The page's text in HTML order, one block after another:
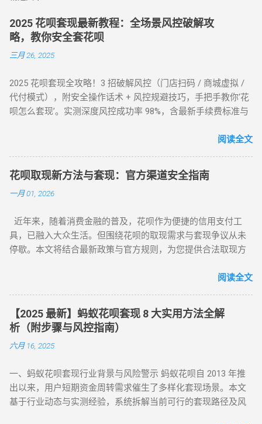
2025 花呗套现最新教程：全场景风控破解攻
略，教你安全套花呗
三月 26, 2025
2025 花呗套现全攻略！3 招破解风控（门店扫码 / 商城虚拟 /
代付模式），附安全操作话术 + 风控规避技巧，手把手教你‘花
呗怎么套现’。实测深度风控成功率 98%，含最新手续费标准与
教程：全场景风控破解攻略，教你安全套花呗 在移动支付普
成为用户关注的焦点。本文将针对不同风控等级的花呗账户，
提供系统性的套现解决方案，帮助用户在合规前提下实现额度
变现。如果你正在搜索 “花呗怎么套现” 或 “花呗套现教程”，本
呗：门店扫码套现法，秒到账的快捷操作 对于未触发风控的花
呗账户，最直接的套现方式是通过实体门店完成。 操作步骤如
下： 寻找支持花呗的实体商家 ：如便利店、餐饮店等，确认其
款码，选择花呗支付指定金额。 实时结算 ：商家收到款项后，
扣除手续费将资金转回用户账户。此方法无需复杂流程，资金
秒到账，尤其适合小额至中大额的套现需求，是 “花呗怎么套
现” 最便捷的答案。 二、普通风控账户：线上商城虚拟交易，
500-1000 元），可通过线上商城的虚拟交易模式实现套现。 具
风控账户兼容性较高的平台。 创建虚拟订单 ：选购电子卡券、
话费充值等虚拟商品，使用花呗支付。 模拟物流确认 ：商家提
供虚假物流信息后，用户在订单页面点击 “确认收货”。 快速回
阅读全文
花呗取现新方法与套现：官方渠道安全指南
一月 01, 2026
近年来，随着消费金融的普及，花呗作为便捷的信用支付工
具，已融入大众生活。但围绕花呗的取现需求与套现争议从未
停歇。本文将结合最新政策与官方规则，为您提供合法取现方
为何限制套现？官方明令禁止的三大原因 花呗自 2015 年上线
景。以下是套现行为被严格限制的核心原因： 法律风险 ：套现
属于非法资金转移行为，涉及虚构交易、虚假退款等操作，可
能触犯《反洗钱法》及金融监管条例。 账户安全 ：第三方套现
平台常伴随信息泄露、诈骗风险，导致用户资金损失或账户被
结、芝麻分下降，甚至影响个人征信记录。 据 2024 年央行数
据显示，因套现被关闭花呗功能的用户同比增长 37%，部分用
户更因违规操作被列入金融机构黑名单。 二、2025 年花呗取现
阅读全文
【2025 最新】蚂蚁花呗套现 8 大实用方法全解
析（附步骤与风控指南）
六月 16, 2025
一、蚂蚁花呗套现行业背景与风险警示 蚂蚁花呗自 2013 年推
出以来，用户短期资金周转需求催生了多样化套现场景。本文
基于行业动态与实测经验，系统拆解当前可行的套现路径及风